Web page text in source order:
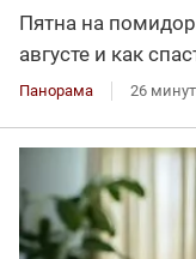
Пятна на
августе и как
Панорама 26